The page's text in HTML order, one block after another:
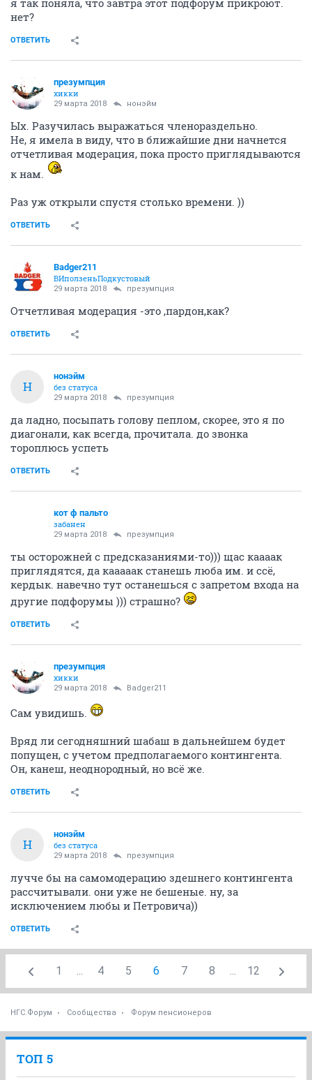
нет?
ОТВЕТИТЬ
презумпция
хикки
29 марта 2018 нонэйм
Ых. Разучилась выражаться членораздельно.
Не, я имела в виду, что в ближайшие дни начнется
отчетливая модерация, пока просто приглядываются
к нам.
Раз уж открыли спустя столько времени. ))
ОТВЕТИТЬ
Badger211
ВИползеньПодкустовый
29 марта 2018 презумпция
Отчетливая модерация -это ,пардон,как?
ОТВЕТИТЬ
Н
нонэйм
без статуса
29 марта 2018 презумпция
да ладно, посыпать голову пеплом, скорее, это я по
диагонали, как всегда, прочитала. до звонка
тороплюсь успеть
ОТВЕТИТЬ
кот ф пальто
забанен
29 марта 2018 презумпция
ты осторожней с предсказаниями-то))) щас каааак
приглядятся, да кааааак станешь люба им. и ссё,
кердык. навечно тут останешься с запретом входа на
другие подфорумы ))) страшно?
ОТВЕТИТЬ
презумпция
хикки
29 марта 2018 Badger211
Сам увидишь.
Вряд ли сегодняшний шабаш в дальнейшем будет
попущен, с учетом предполагаемого контингента.
Он, канеш, неоднородный, но всё же.
ОТВЕТИТЬ
Н
нонэйм
без статуса
29 марта 2018 презумпция
лучче бы на самомодерацию здешнего контингента
рассчитывали. они уже не бешеные. ну, за
исключением любы и Петровича))
ОТВЕТИТЬ
1 ... 4 5 6 7 8 ... 12
НГС.Форум Сообщества Форум пенсионеров
ТОП 5